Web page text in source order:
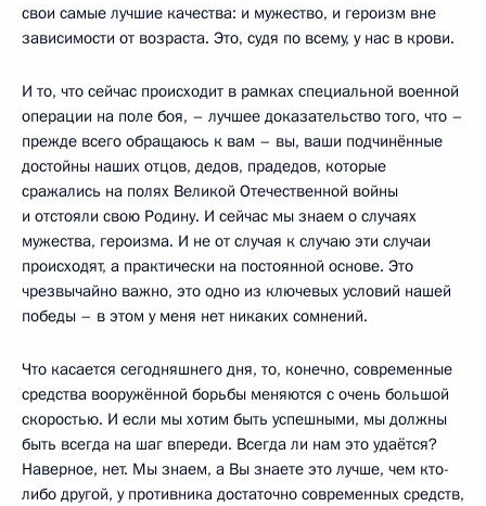
свои самые лучшие качества: и мужество, и героизм вне
зависимости от возраста. Это, судя по всему, у нас в крови.
И то, что сейчас происходит в рамках специальной военной
операции на поле боя, – лучшее доказательство того, что –
прежде всего обращаюсь к вам – вы, ваши подчинённые
достойны наших отцов, дедов, прадедов, которые
сражались на полях Великой Отечественной войны
и отстояли свою Родину. И сейчас мы знаем о случаях
мужества, героизма. И не от случая к случаю эти случаи
происходят, а практически на постоянной основе. Это
чрезвычайно важно, это одно из ключевых условий нашей
победы – в этом у меня нет никаких сомнений.
Что касается сегодняшнего дня, то, конечно, современные
средства вооружённой борьбы меняются с очень большой
скоростью. И если мы хотим быть успешными, мы должны
быть всегда на шаг впереди. Всегда ли нам это удаётся?
Наверное, нет. Мы знаем, а Вы знаете это лучше, чем кто-
либо другой, у противника достаточно современных средств,